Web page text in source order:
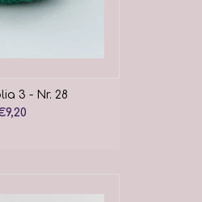
3 - Nr. 28